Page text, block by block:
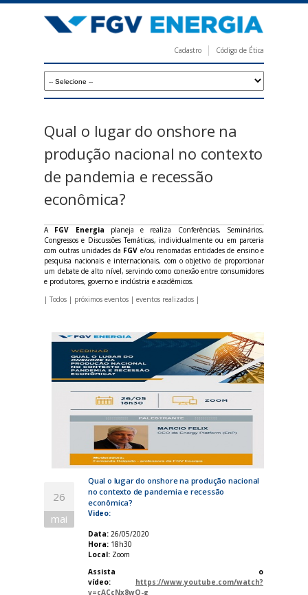
para
principal
V
e
r
g
i
a
Cadastro Código de Ética
Qual o lugar do onshore na
produção nacional no contexto
de pandemia e recessão
econômica?
A FGV Energia planeja e realiza Conferências, Seminários,
Congressos e Discussões Temáticas, individualmente ou em parceria
com outras unidades da FGV e/ou renomadas entidades de ensino e
pesquisa nacionais e internacionais, com o objetivo de proporcionar
um debate de alto nível, servindo como conexão entre consumidores
e produtores, governo e indústria e acadêmicos.
| Todos | próximos eventos | eventos realizados |
26
mai
Qual o lugar do onshore na produção nacional
no contexto de pandemia e recessão
econômica?
Video:
Data: 26/05/2020
Hora: 18h30
Local: Zoom
Assista o
vídeo: https://www.youtube.com/watch?
v=cACcNx8wQ-g